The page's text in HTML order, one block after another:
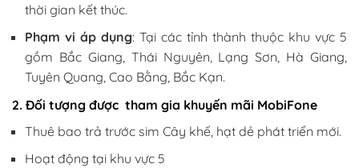
thời gian kết thúc.
Phạm vi áp dụng: Tại các tỉnh thành thuộc khu vực 5
gồm Bắc Giang, Thái Nguyên, Lạng Sơn, Hà Giang,
Tuyên Quang, Cao Bằng, Bắc Kạn.
2. Đối tượng được tham gia khuyến mãi MobiFone
Thuê bao trả trước sim Cây khế, hạt dẻ phát triển mới.
Hoạt động tại khu vực 5